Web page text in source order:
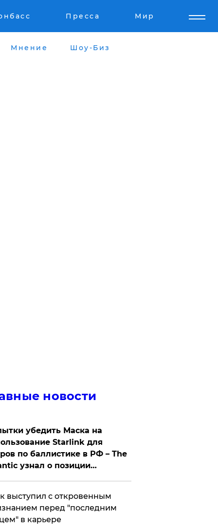
Пресса Мир
Мнение Шоу-Биз
новости
убедить Маска на
Starlink для
по баллистике в РФ – The
узнал о позиции
выступил с откровенным
перед "последним
в карьере